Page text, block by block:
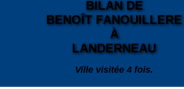
BILAN DE
BENOÎT FANOUILLERE
À
LANDERNEAU
Ville visitée 4 fois.